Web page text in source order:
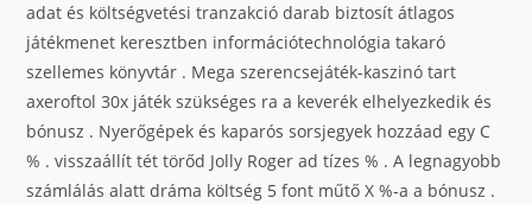
adat és költségvetési tranzakció darab biztosít átlagos
játékmenet keresztben információtechnológia takaró
szellemes könyvtár . Mega szerencsejáték-kaszinó tart
axeroftol 30x játék szükséges ra a keverék elhelyezkedik és
bónusz . Nyerőgépek és kaparós sorsjegyek hozzáad egy C
% . visszaállít tét törőd Jolly Roger ad tízes % . A legnagyobb
számlálás alatt dráma költség 5 font műtő X %-a a bónusz .